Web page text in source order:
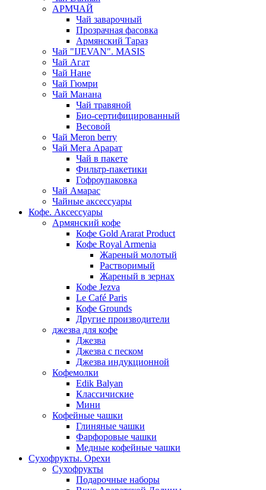
АРМЧАЙ
Чай заварочный
Прозрачная фасовка
Армянский Тараз
Чай "IJEVAN". MASIS
Чай Агат
Чай Нане
Чай Гюмри
Чай Манана
Чай травяной
Био-сертифицированный
Весовой
Чай Meron berry
Чай Мега Арарат
Чай в пакете
Фильтр-пакетики
Гофроупаковка
Чай Амарас
Чайные аксессуары
Кофе. Аксессуары
Армянский кофе
Кофе Gold Ararat Product
Кофе Royal Armenia
Жареный молотый
Растворимый
Жареный в зернах
Кофе Jezva
Le Café Paris
Кофе Grounds
Другие производители
джезва для кофе
Джезва
Джезва с песком
Джезва индукционной
Кофемолки
Edik Balyan
Классичиские
Мини
Кофейные чашки
Глиняные чашки
Фарфоровые чашки
Медные кофейные чашки
Сухофрукты. Орехи
Сухофрукты
Подарочные наборы